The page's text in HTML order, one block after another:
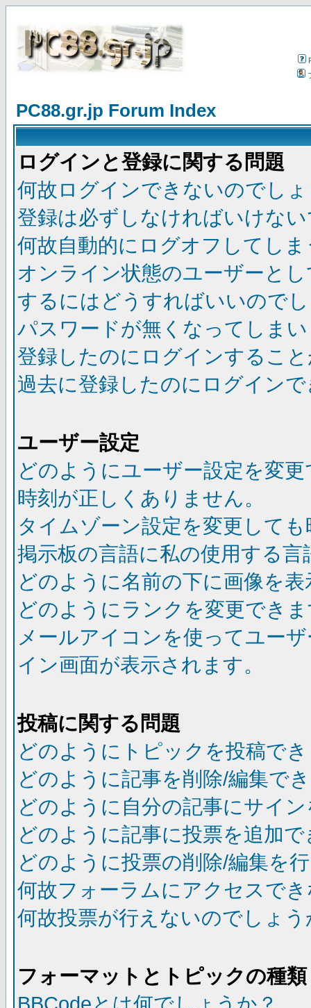
PC88.gr.jp Forum Index
ログインと登録に関する問題
何故ログインできないのでし
登録は必ずしなければいけな
何故自動的にログオフしてし
オンライン状態のユーザーと
するにはどうすればいいので
パスワードが無くなってしま
登録したのにログインするこ
過去に登録したのにログイン
ユーザー設定
どのようにユーザー設定を変
時刻が正しくありません。
タイムゾーン設定を変更して
掲示板の言語に私の使用する
どのように名前の下に画像を
どのようにランクを変更でき
メールアイコンを使ってユー
イン画面が表示されます。
投稿に関する問題
どのようにトピックを投稿で
どのように記事を削除/編集で
どのように自分の記事にサイ
どのように記事に投票を追加
どのように投票の削除/編集を
何故フォーラムにアクセスで
何故投票が行えないのでしょう
フォーマットとトピックの種類